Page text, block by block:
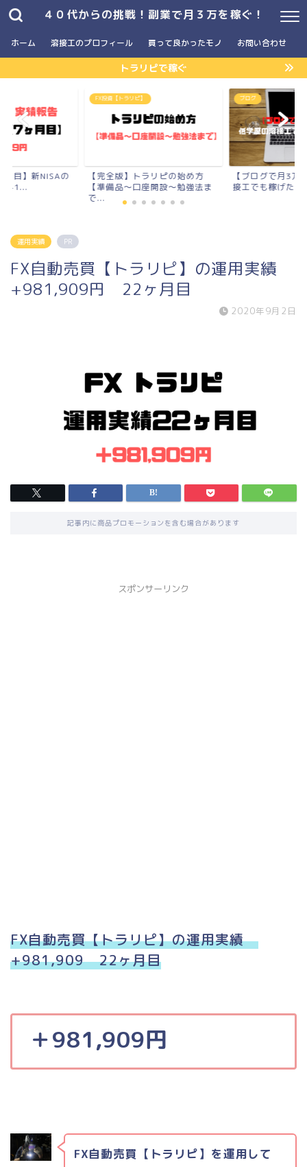
４０代からの挑戦！副業で月３万を稼ぐ！
ホーム 溶接工のプロフィール 買って良かったモノ お問い合わせ
トラリピで稼ぐ
目】新NISAの
FX投資【トラリピ】
【完全版】トラリピの始め方
【準備品〜口座開設〜勉強法ま
で...
ブログ
【ブログで月3万
接工でも稼げた
運用実績 PR
FX自動売買【トラリピ】の運用実績
+981,909円 22ヶ月目
2020年9月2日
記事内に商品プロモーションを含む場合があります
スポンサーリンク
FX自動売買【トラリピ】の運用実績
+981,909 22ヶ月目
＋981,909円
FX自動売買【トラリピ】を運用して